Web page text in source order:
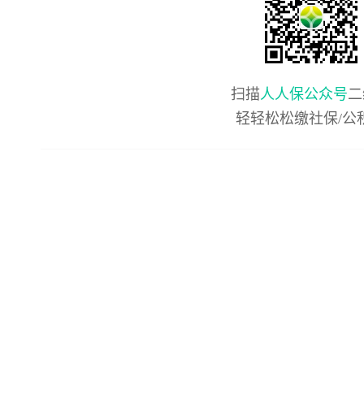
扫描人人保公众号
轻轻松松缴社保/公